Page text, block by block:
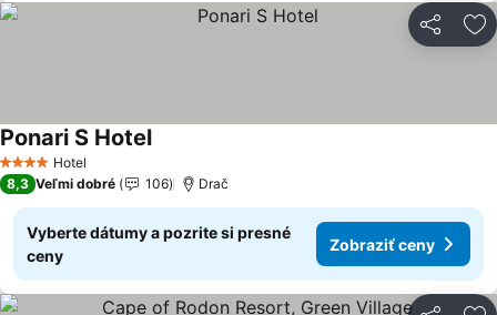
Zdieľať
4 Počet hviezdičiek
Hotel
Ponari S HotelZobraziť ceny
8,3 Veľmi dobré 106 Drač
Vyberte dátumy a pozrite si presné
ceny
Zobraziť ceny